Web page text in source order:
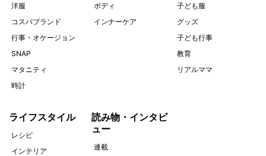
洋服
コスパブランド
行事・オケージョン
SNAP
マタニティ
時計
ボディ
インナーケア
子ども服
グッズ
子ども行事
教育
リアルママ
ライフスタイル
レシピ
インテリア
読み物・インタビ
ュー
連載